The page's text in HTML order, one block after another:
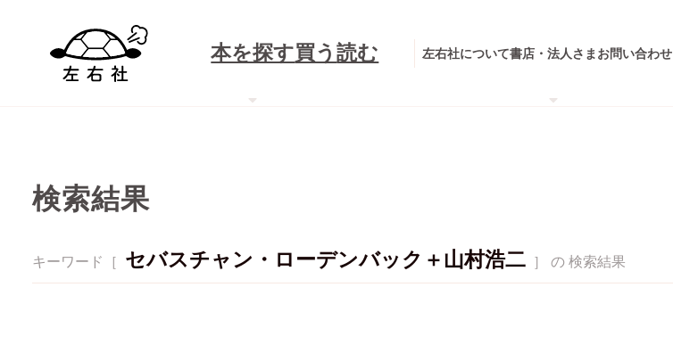
本を探す買う読む 左右社について書店・法人さまお問い合わせ
検索結果
キーワード［ セバスチャン・ローデンバック＋山村浩二 ］ の 検索結果